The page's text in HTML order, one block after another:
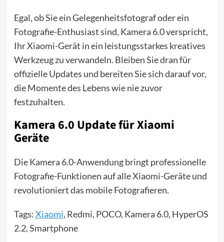
Egal, ob Sie ein Gelegenheitsfotograf oder ein
Fotografie-Enthusiast sind, Kamera 6.0 verspricht,
Ihr Xiaomi-Gerät in ein leistungsstarkes kreatives
Werkzeug zu verwandeln. Bleiben Sie dran für
offizielle Updates und bereiten Sie sich darauf vor,
die Momente des Lebens wie nie zuvor
festzuhalten.
Kamera 6.0 Update für Xiaomi
Geräte
Die Kamera 6.0-Anwendung bringt professionelle
Fotografie-Funktionen auf alle Xiaomi-Geräte und
revolutioniert das mobile Fotografieren.
Tags:Xiaomi, Redmi, POCO, Kamera 6.0, HyperOS
2.2, Smartphone